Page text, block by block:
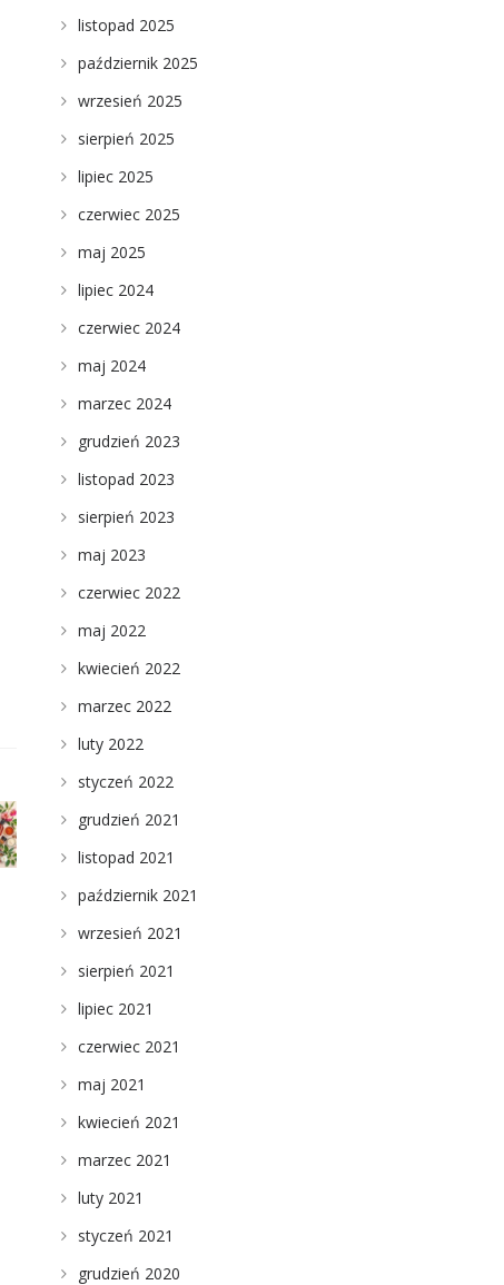
listopad 2025
październik 2025
wrzesień 2025
sierpień 2025
lipiec 2025
czerwiec 2025
maj 2025
lipiec 2024
czerwiec 2024
maj 2024
marzec 2024
grudzień 2023
listopad 2023
sierpień 2023
maj 2023
czerwiec 2022
maj 2022
kwiecień 2022
marzec 2022
luty 2022
styczeń 2022
grudzień 2021
listopad 2021
październik 2021
wrzesień 2021
sierpień 2021
lipiec 2021
czerwiec 2021
maj 2021
kwiecień 2021
marzec 2021
luty 2021
styczeń 2021
grudzień 2020